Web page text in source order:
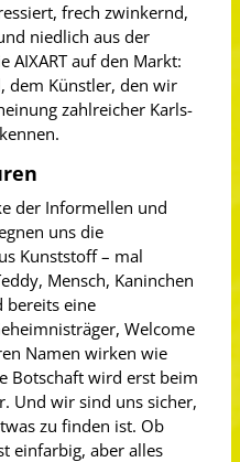
frech zwinkernd,
niedlich aus der
AIXART auf den Markt:
dem Künstler, den wir
zahlreicher Karls-
der Informellen und
uns die
Kunststoff – mal
Mensch, Kaninchen
bereits eine
Welcome
Namen wirken wie
Botschaft wird erst beim
Und wir sind uns sicher,
zu finden ist. Ob
einfarbig, aber alles